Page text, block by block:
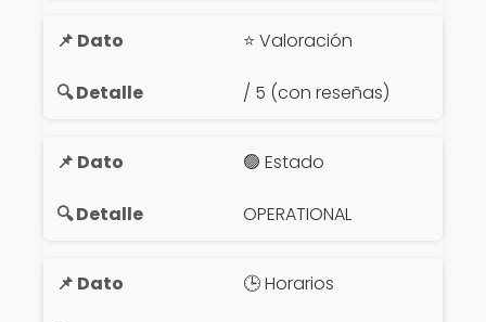
⭐ Valoración
/ 5 (con reseñas)
🟢 Estado
OPERATIONAL
🕒 Horarios